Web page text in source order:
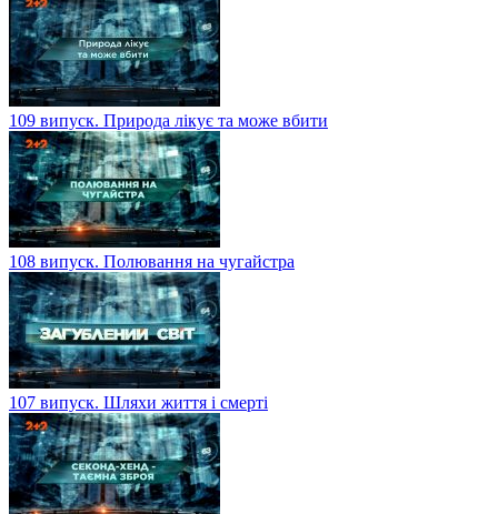
109 випуск. Природа лікує та може вбити
108 випуск. Полювання на чугайстра
107 випуск. Шляхи життя і смерті